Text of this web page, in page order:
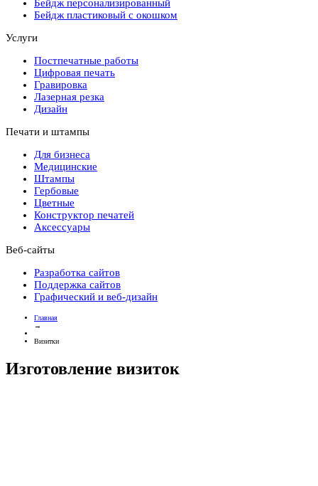
Бейдж персонализированный
Бейдж пластиковый с окошком
Услуги
Постпечатные работы
Цифровая печать
Гравировка
Лазерная резка
Дизайн
Печати и штампы
Для бизнеса
Медицинские
Штампы
Гербовые
Цветные
Конструктор печатей
Аксессуары
Веб-сайты
Разработка сайтов
Поддержка сайтов
Графический и веб-дизайн
Главная
→
Визитки
Изготовление визиток